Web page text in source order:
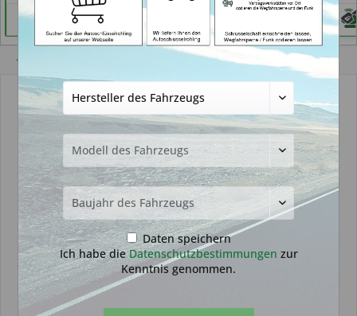
Autoschlüsselgehäuse und Zubehör
Daten speichern
Ich habe dieDatenschutzbestimmungen zur
Kenntnis genommen.